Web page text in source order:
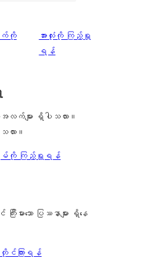
က်ကို
သုံးသပ်
ချက်
အားလုံးကို ကြည့်ရှု
ရန်
လက်များ ရှိပါသလား။
ား။
ရမ်ကို ကြည့်ရှုရန်
ားသော ပြဿနာများ ရှိနေ
င်ကြားရန်